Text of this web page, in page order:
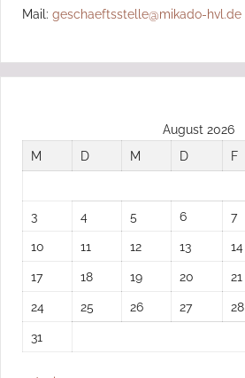
Mail: geschaeftsstelle@mikado-hvl.de
August 2026
M
D M D F
3
4 5 6 7
10
11 12 13 14
17
18 19 20 21
24
25 26 27 28
31